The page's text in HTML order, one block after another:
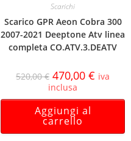
Scarichi
Scarico GPR Aeon Cobra 300
2007-2021 Deeptone Atv linea
completa CO.ATV.3.DEATV
520,00€ 470,00 € iva
inclusa
Aggiungi al
carrello